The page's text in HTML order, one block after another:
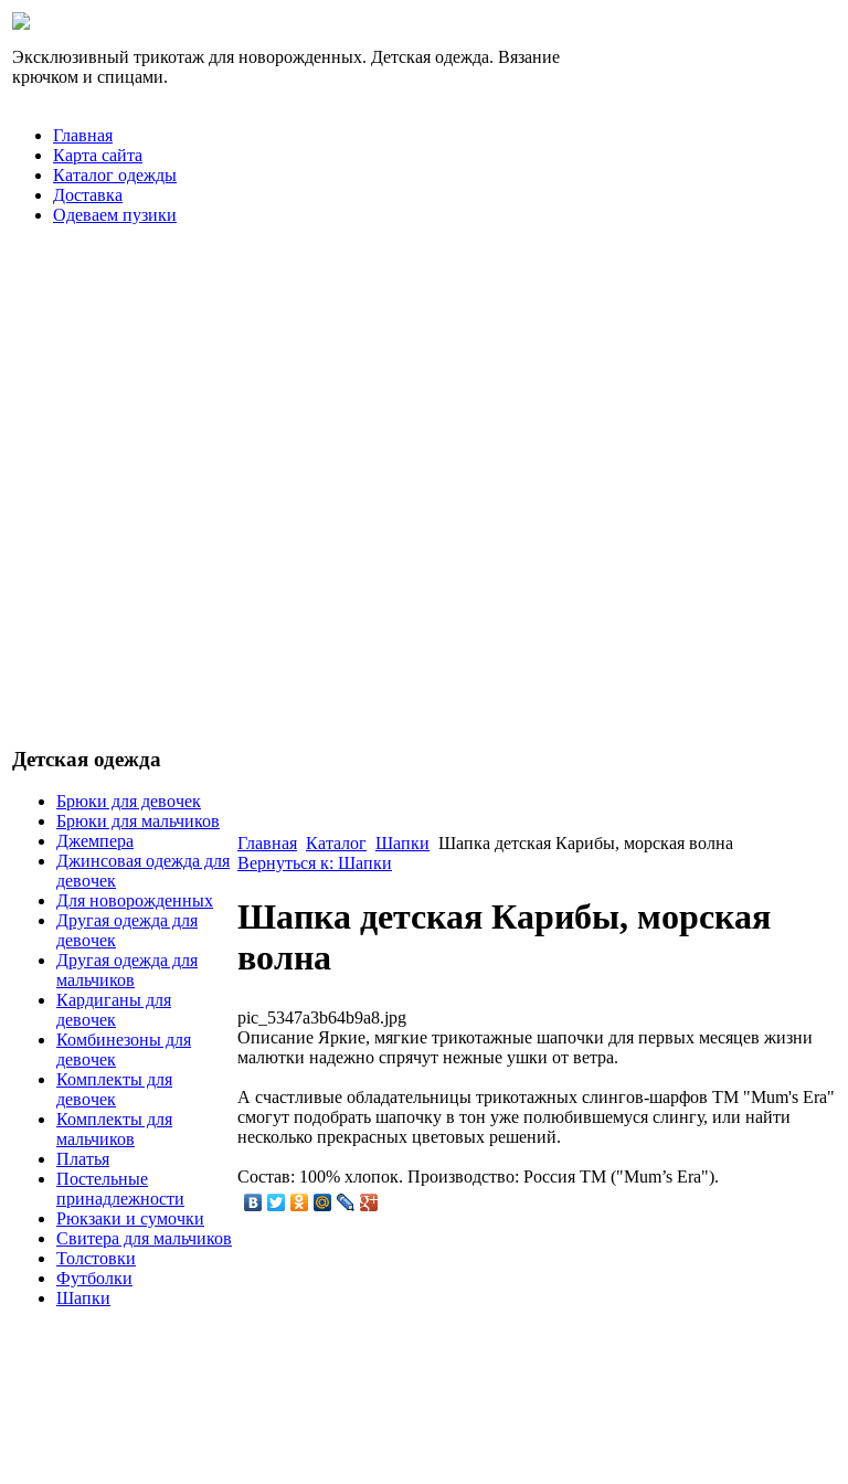
Эксклюзивный трикотаж для новорожденных. Детская одежда. Вязание
крючком и спицами.
Главная
Карта сайта
Каталог одежды
Доставка
Одеваем пузики
Детская одежда
Брюки для девочек
Брюки для мальчиков
Джемпера
Джинсовая одежда для
девочек
Для новорожденных
Другая одежда для
девочек
Другая одежда для
мальчиков
Кардиганы для
девочек
Комбинезоны для
девочек
Комплекты для
девочек
Комплекты для
мальчиков
Платья
Постельные
принадлежности
Рюкзаки и сумочки
Свитера для мальчиков
Толстовки
Футболки
Шапки
Главная Каталог Шапки Шапка детская Карибы, морская волна
Вернуться к: Шапки
Шапка детская Карибы, морская
волна
pic_5347a3b64b9a8.jpg
Описание Яркие, мягкие трикотажные шапочки для первых месяцев жизни
малютки надежно спрячут нежные ушки от ветра.
А счастливые обладательницы трикотажных слингов-шарфов ТМ "Mum's Era"
смогут подобрать шапочку в тон уже полюбившемуся слингу, или найти
несколько прекрасных цветовых решений.
Состав: 100% хлопок. Производство: Россия ТМ ("Mum’s Era").